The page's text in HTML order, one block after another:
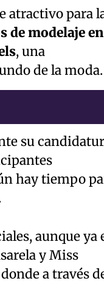
atractivo para
de modelaje en
, una
de la moda.
su
hay tiempo
aunque ya
y Miss
a través